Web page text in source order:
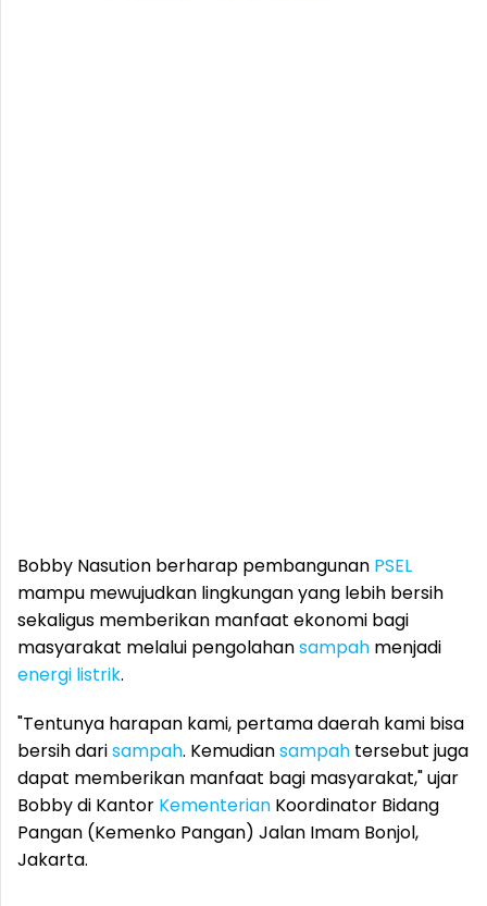
Bobby Nasution berharap pembangunan PSEL
mampu mewujudkan lingkungan yang lebih bersih
sekaligus memberikan manfaat ekonomi bagi
masyarakat melalui pengolahansampah menjadi
energi listrik.
"Tentunya harapan kami, pertama daerah kami bisa
bersih darisampah. Kemudiansampah tersebut juga
dapat memberikan manfaat bagi masyarakat," ujar
Bobby di Kantor Kementerian Koordinator Bidang
Pangan (Kemenko Pangan) Jalan Imam Bonjol,
Jakarta.